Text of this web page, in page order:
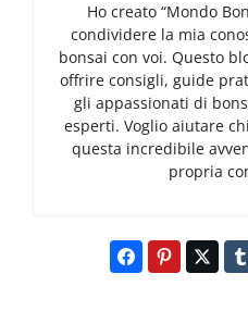
Ho creato “Mondo
condividere la mia
bonsai con voi. Questo
offrire consigli, guide
gli appassionati di
esperti. Voglio aiutare
questa incredibile
propria